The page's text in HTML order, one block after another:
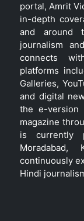
portal, Amrit
in-depth
and around
journalism
connects
platforms
Galleries,
and digital
the e-version
magazine
is currently
Moradabad,
continuously
Hindi